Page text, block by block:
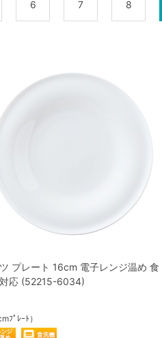
6 7 8
プレート 16cm 電子レンジ温め 食
応 (52215-6034)
ﾌﾟﾚｰﾄ）